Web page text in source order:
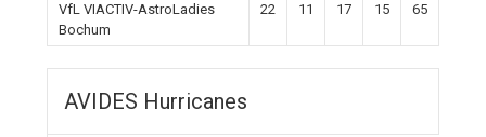
VfL VIACTIV-AstroLadies
Bochum
22 11 17 15 65
AVIDES Hurricanes